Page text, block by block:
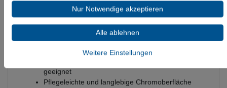
Duravit B.1 Einhebel-Brausemischer Unterputz Chrom
Hochglanz 170x86x170 mm - B14210012010
geeignet
Pflegeleichte und langlebige Chromoberfläche
Nur Notwendige akzeptieren
Alle ablehnen
Weitere Einstellungen